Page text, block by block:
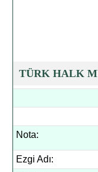
TÜRK HALK
Nota:
Ezgi Adı: